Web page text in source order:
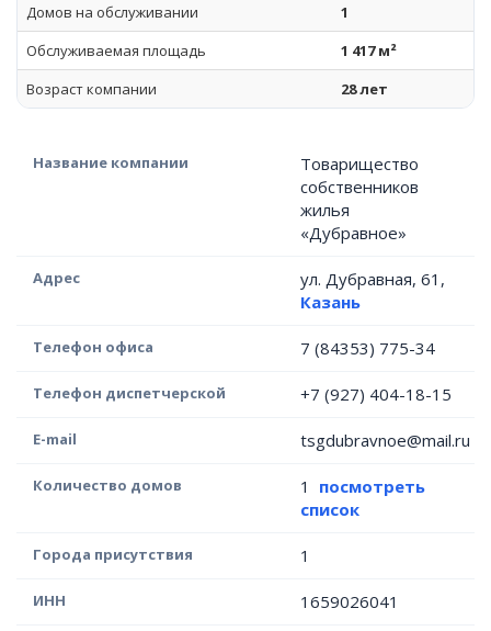
Домов на обслуживании
1
Обслуживаемая площадь
1 417 м²
Возраст компании
28 лет
Название компании
Товарищество
собственников
жилья
«Дубравное»
Адрес
ул. Дубравная, 61,
Казань
Телефон офиса 7 (84353) 775-34
Телефон диспетчерской +7 (927) 404-18-15
E-mail tsgdubravnoe@mail.ru
Количество домов 1 посмотреть
список
Города присутствия 1
ИНН 1659026041